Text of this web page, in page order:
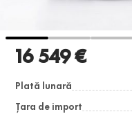
16 549 €
Plată lunară
Țara de import